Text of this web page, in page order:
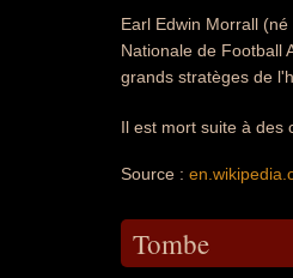
Earl Edwin Morrall
Nationale de Football
grands stratèges de
Il est mort suite à des
Source :
Tombe